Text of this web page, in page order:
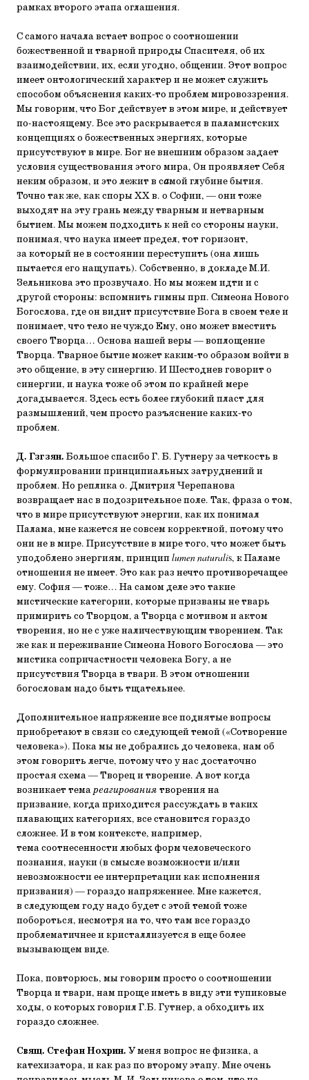
рамках второго этапа оглашения.
С самого начала встает вопрос о соотношении
божественной и тварной природы Спасителя, об их
взаимодействии, их, если угодно, общении. Этот вопрос
имеет онтологический характер и не может служить
способом объяснения каких-то проблем мировоззрения.
Мы говорим, что Бог действует в этом мире, и действует
по-настоящему. Все это раскрывается в паламистских
концепциях о божественных энергиях, которые
присутствуют в мире. Бог не внешним образом задает
условия существования этого мира, Он проявляет Себя
неким образом, и это лежит в самой глубине бытия.
Точно так же, как споры ХХ в. о Софии, — они тоже
выходят на эту грань между тварным и нетварным
бытием. Мы можем подходить к ней со стороны науки,
понимая, что наука имеет предел, тот горизонт,
за который не в состоянии переступить (она лишь
пытается его нащупать). Собственно, в докладе М.И.
Зельникова это прозвучало. Но мы можем идти и с
другой стороны: вспомнить гимны прп. Симеона Нового
Богослова, где он видит присутствие Бога в своем теле и
понимает, что тело не чуждо Ему, оно может вместить
своего Творца… Основа нашей веры — воплощение
Творца. Тварное бытие может каким-то образом войти в
это общение, в эту синергию. И Шестоднев говорит о
синергии, и наука тоже об этом по крайней мере
догадывается. Здесь есть более глубокий пласт для
размышлений, чем просто разъяснение каких-то
проблем.
Д. Гзгзян. Большое спасибо Г. Б. Гутнеру за четкость в
формулировании принципиальных затруднений и
проблем. Но реплика о. Дмитрия Черепанова
возвращает нас в подозрительное поле. Так, фраза о том,
что в мире присутствуют энергии, как их понимал
Палама, мне кажется не совсем корректной, потому что
они не в мире. Присутствие в мире того, что может быть
уподоблено энергиям, принципlumen naturalis, к Паламе
отношения не имеет. Это как раз нечто противоречащее
ему. София — тоже… На самом деле это такие
мистические категории, которые призваны не тварь
примирить со Творцом, а Творца с мотивом и актом
творения, но не с уже наличествующим творением. Так
же как и переживание Симеона Нового Богослова — это
мистика сопричастности человека Богу, а не
присутствия Творца в твари. В этом отношении
богословам надо быть тщательнее.
Дополнительное напряжение все поднятые вопросы
приобретают в связи со следующей темой («Сотворение
человека»). Пока мы не добрались до человека, нам об
этом говорить легче, потому что у нас достаточно
простая схема — Творец и творение. А вот когда
возникает темареагирования творения на
призвание, когда приходится рассуждать в таких
плавающих категориях, все становится гораздо
сложнее. И в том контексте, например,
тема соотнесенности любых форм человеческого
познания, науки (в смысле возможности и/или
невозможности ее интерпретации как исполнения
призвания) — гораздо напряженнее. Мне кажется,
в следующем году надо будет с этой темой тоже
побороться, несмотря на то, что там все гораздо
проблематичнее и кристаллизуется в еще более
вызывающем виде.
Пока, повторюсь, мы говорим просто о соотношении
Творца и твари, нам проще иметь в виду эти тупиковые
ходы, о которых говорил Г.Б. Гутнер, а обходить их
гораздо сложнее.
Свящ. Стефан Нохрин. У меня вопрос не физика, а
катехизатора, и как раз по второму этапу. Мне очень